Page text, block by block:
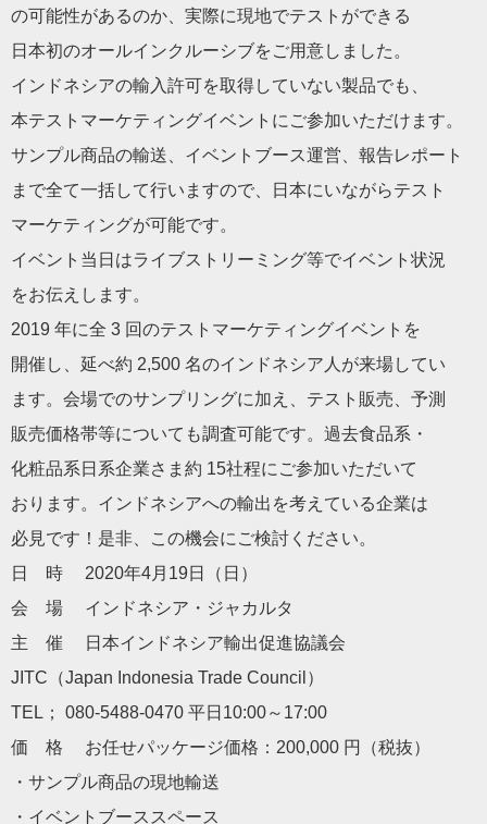
の可能性があるのか、実際に現地でテストができる
日本初のオールインクルーシブをご用意しました。
インドネシアの輸入許可を取得していない製品でも、
本テストマーケティングイベントにご参加いただけます。
サンプル商品の輸送、イベントブース運営、報告レポート
まで全て一括して行いますので、
日本にいながらテスト
マーケティングが可能です。
イベント当日はライブストリーミング等でイベント状況
をお伝えします。
2019 年に全 3 回のテストマーケティングイベントを
開催し、延べ約 2,500 名のインドネシア人が来場してい
ます。会場でのサンプリングに加え、テスト販売、予測
販売価格帯等についても調査可能です。過去食品系・
化粧品系日系企業さま約 15社程にご参加いただいて
おります。インドネシアへの輸出を考えている企業は
必見です！是非、この機会にご検討ください。
日 時 2020年4月19日（日）
会 場 インドネシア・ジャカルタ
主 催
日本インドネシア輸出促進協議会
JITC（Japan Indonesia Trade Council）
TEL； 080-5488-0470 平日10:00～17:00
価 格 お任せパッケージ価格：200,000 円（税抜）
・サンプル商品の現地輸送
・イベントブーススペース